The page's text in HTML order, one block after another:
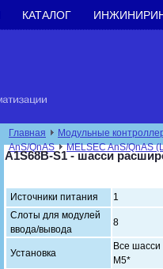
КАТАЛОГ
Главная
Модульные
AnS/QnAS
MELSEC AnS/QnAS
A1S68B-S1 - шасси
Источники питания
1
Слоты для модулей
ввода/вывода
8
Установка
Все